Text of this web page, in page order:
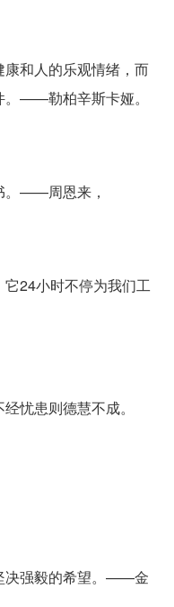
和人的乐观情绪，而
。——勒柏辛斯卡娅。
。——周恩来，
24小时不停为我们工
忧患则德慧不成。
决强毅的希望。——金